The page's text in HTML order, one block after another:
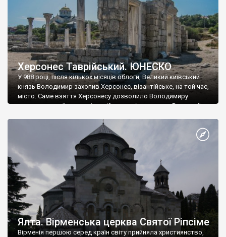
Херсонес Таврійський. ЮНЕСКО
У 988 році, після кількох місяців облоги, Великий київський
князь Володимир захопив Херсонес, візантійське, на той час,
місто. Саме взяття Херсонесу дозволило Володимиру
диктувати свої умови візантійському імператору Василю ІІ, та
Херсонесі Володимир-язичник, став Василем-християнином.
А потім було Хрещення Русі. На честь Херсонесу Таврійського
Ялта. Вірменська церква Святої Ріпсіме
Вірменія першою серед країн світу прийняла християнство,